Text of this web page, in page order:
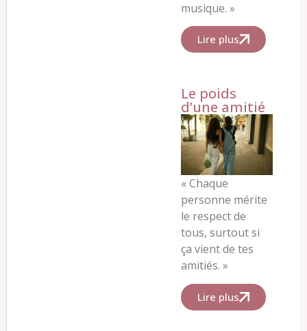
musique. »
Lire plus
Le poids
d’une amitié
« Chaque
personne mérite
le respect de
tous, surtout si
ça vient de tes
amitiés. »
Lire plus